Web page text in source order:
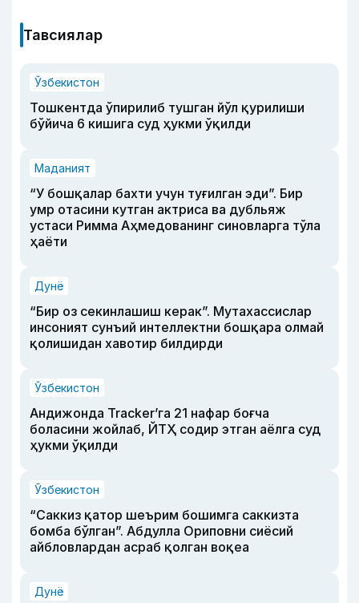
Тавсиялар
Ўзбекистон
Тошкентда ўпирилиб тушган йўл қурилиши
бўйича 6 кишига суд ҳукми ўқилди
Маданият
“У бошқалар бахти учун туғилган эди”. Бир
умр отасини кутган актриса ва дубльяж
устаси Римма Аҳмедованинг синовларга тўла
ҳаёти
Дунё
“Бир оз секинлашиш керак”. Мутахассислар
инсоният сунъий интеллектни бошқара олмай
қолишидан хавотир билдирди
Ўзбекистон
Андижонда Tracker’га 21 нафар боғча
боласини жойлаб, ЙТҲ содир этган аёлга суд
ҳукми ўқилди
Ўзбекистон
“Саккиз қатор шеърим бошимга саккизта
бомба бўлган”. Абдулла Ориповни сиёсий
айбловлардан асраб қолган воқеа
Дунё